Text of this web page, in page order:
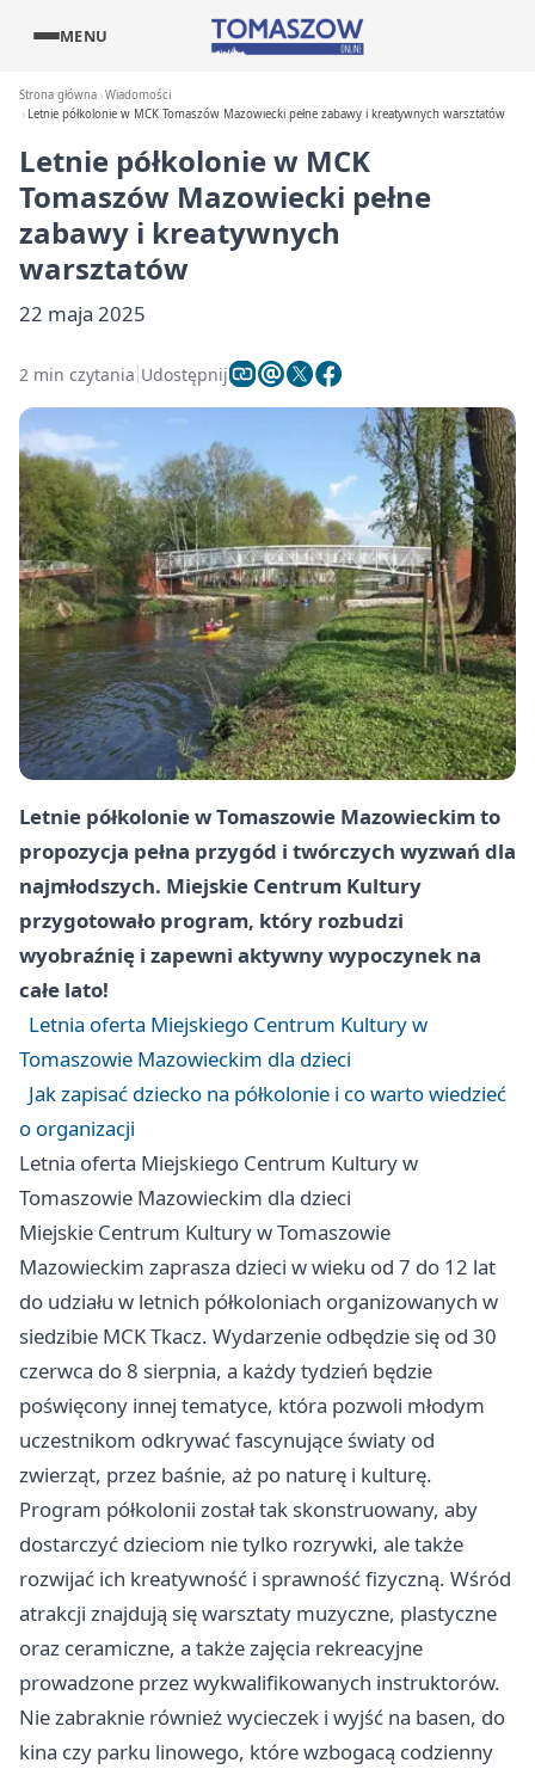
MENU
Strona główna Wiadomości
Letnie półkolonie w MCK Tomaszów Mazowiecki pełne zabawy i kreatywnych warsztatów
Letnie półkolonie w MCK
Tomaszów Mazowiecki pełne
zabawy i kreatywnych
warsztatów
22 maja 2025
2 min czytania Udostępnij
Letnie półkolonie w Tomaszowie Mazowieckim to
propozycja pełna przygód i twórczych wyzwań dla
najmłodszych. Miejskie Centrum Kultury
przygotowało program, który rozbudzi
wyobraźnię i zapewni aktywny wypoczynek na
całe lato!
Letnia oferta Miejskiego Centrum Kultury w
Tomaszowie Mazowieckim dla dzieci
Jak zapisać dziecko na półkolonie i co warto wiedzieć
o organizacji
Letnia oferta Miejskiego Centrum Kultury w
Tomaszowie Mazowieckim dla dzieci
Miejskie Centrum Kultury w Tomaszowie
Mazowieckim zaprasza dzieci w wieku od 7 do 12 lat
do udziału w letnich półkoloniach organizowanych w
siedzibie MCK Tkacz. Wydarzenie odbędzie się od 30
czerwca do 8 sierpnia, a każdy tydzień będzie
poświęcony innej tematyce, która pozwoli młodym
uczestnikom odkrywać fascynujące światy od
zwierząt, przez baśnie, aż po naturę i kulturę.
Program półkolonii został tak skonstruowany, aby
dostarczyć dzieciom nie tylko rozrywki, ale także
rozwijać ich kreatywność i sprawność fizyczną. Wśród
atrakcji znajdują się warsztaty muzyczne, plastyczne
oraz ceramiczne, a także zajęcia rekreacyjne
prowadzone przez wykwalifikowanych instruktorów.
Nie zabraknie również wycieczek i wyjść na basen, do
kina czy parku linowego, które wzbogacą codzienny